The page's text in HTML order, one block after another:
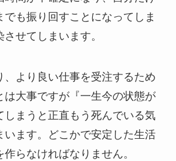
でも振り回すことになってしま
せてしまいます。
、より良い仕事を受注するため
は大事ですが『一生今の状態が
しまうと正直もう死んでいる気
います。どこかで安定した生活
らなければなりません。